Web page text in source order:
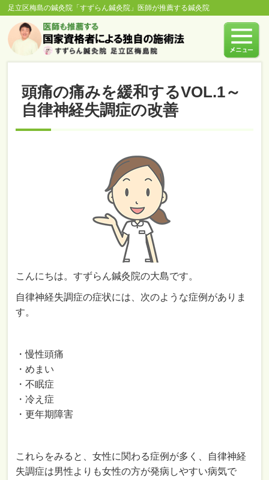
足立区梅島の鍼灸院「すずらん鍼灸院」医師が推薦する鍼灸院
頭痛の痛みを緩和するVOL.1～
自律神経失調症の改善
こんにちは。すずらん鍼灸院の大島です。
自律神経失調症の症状には、次のような症例がありま
す。
・慢性頭痛
・めまい
・不眠症
・冷え症
・更年期障害
これらをみると、女性に関わる症例が多く、自律神経
失調症は男性よりも女性の方が発病しやすい病気で